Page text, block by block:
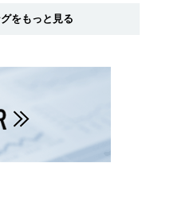
をもっと見る